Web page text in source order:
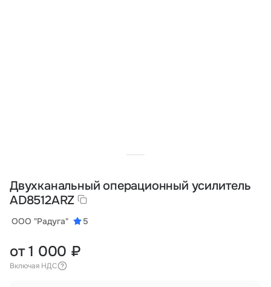
Двухканальный операционный усилитель
AD8512ARZ
ООО "Радуга" 5
от 1 000 ₽
Включая НДС